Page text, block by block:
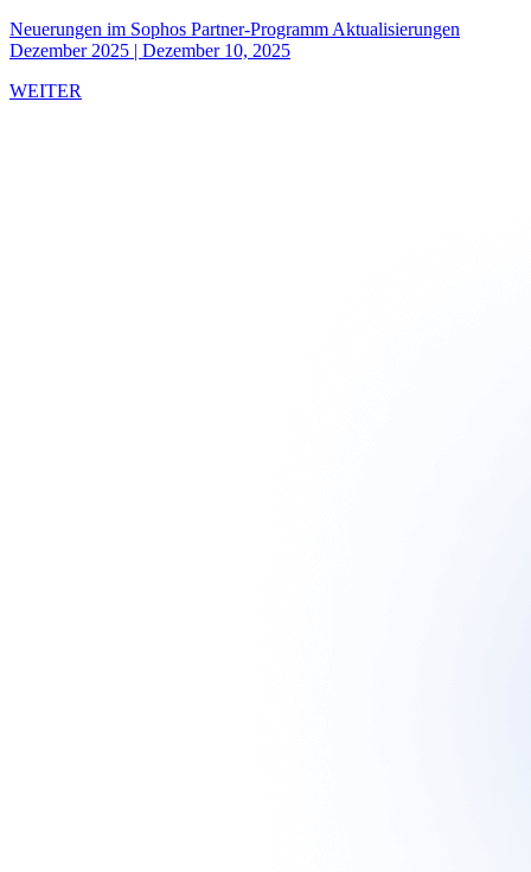
Neuerungen im Sophos Partner-Programm Aktualisierungen
Dezember 2025 | Dezember 10, 2025
WEITER